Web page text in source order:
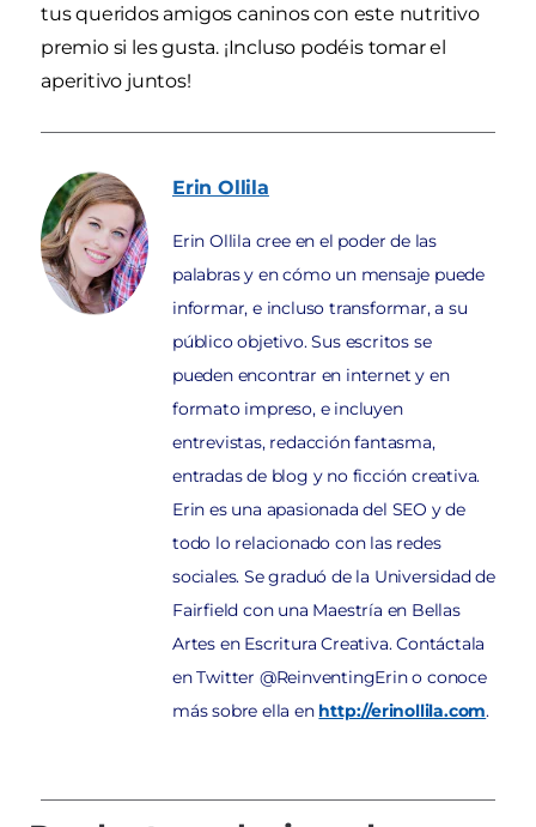
tus queridos amigos caninos con este nutritivo
premio si les gusta. ¡Incluso podéis tomar el
aperitivo juntos!
Erin Ollila
Erin Ollila cree en el poder de las
palabras y en cómo un mensaje puede
informar, e incluso transformar, a su
público objetivo. Sus escritos se
pueden encontrar en internet y en
formato impreso, e incluyen
entrevistas, redacción fantasma,
entradas de blog y no ficción creativa.
Erin es una apasionada del SEO y de
todo lo relacionado con las redes
sociales. Se graduó de la Universidad de
Fairfield con una Maestría en Bellas
Artes en Escritura Creativa. Contáctala
en Twitter @ReinventingErin o conoce
más sobre ella en http://erinollila.com.